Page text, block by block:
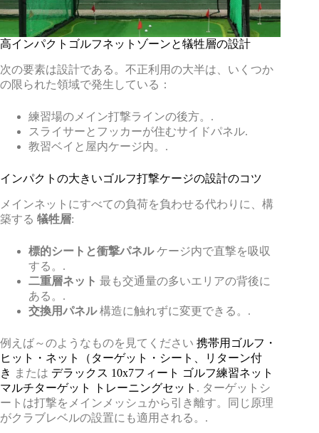
高インパクトゴルフネットゾーンと犠牲層の設計
次の要素は設計である。不正利用の大半は、いくつか
の限られた領域で発生している：
練習場のメイン打撃ラインの後方。.
スライサーとフッカーが住むサイドパネル.
教習ベイと屋内ケージ内。.
インパクトの大きいゴルフ打撃ケージの設計のコツ
メインネットにすべての負荷を負わせる代わりに、構
築する 犠牲層:
標的シートと衝撃パネルケージ内で直撃を吸収
する。.
二重層ネット 最も交通量の多いエリアの背後に
ある。.
交換用パネル構造に触れずに変更できる。.
例えば～のようなものを見てください 携帯用ゴルフ・
ヒット・ネット（ターゲット・シート、リターン付
き または デラックス 10x7フィート ゴルフ練習ネット
マルチターゲット トレーニングセット . ターゲットシ
ートは打撃をメインメッシュから引き離す。同じ原理
がクラブレベルの設置にも適用される。.